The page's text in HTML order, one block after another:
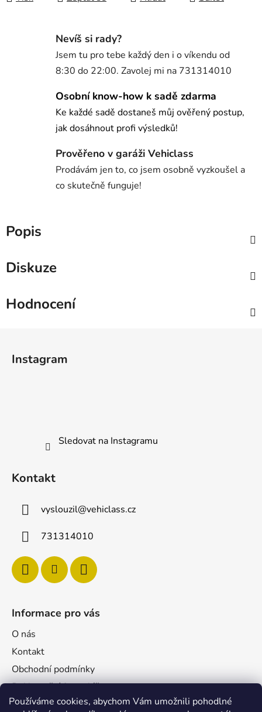
Používáme cookies, abychom Vám umožnili pohodlné
Nevíš si rady?
Jsem tu pro tebe každý den i o víkendu od
8:30 do 22:00. Zavolej mi na 731314010
Osobní know-how k sadě zdarma
Ke každé sadě dostaneš můj ověřený postup,
jak dosáhnout profi výsledků!
Prověřeno v garáži Vehiclass
Prodávám jen to, co jsem osobně vyzkoušel a
co skutečně funguje!
Popis
Diskuze
Hodnocení
Instagram
Sledovat na Instagramu
Kontakt
vyslouzil@vehiclass.cz
731314010
Informace pro vás
O nás
Kontakt
Obchodní podmínky
Reklamační formulář
Podmínky ochrany osobních údajů